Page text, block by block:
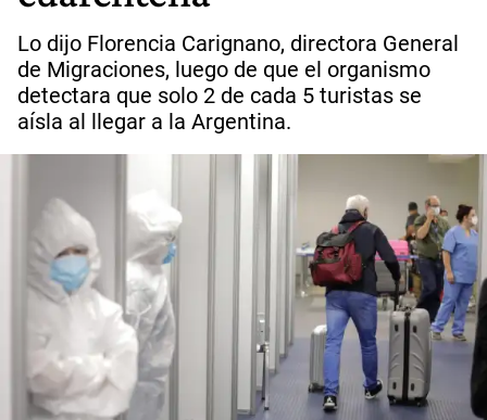
Lo dijo Florencia Carignano, directora General
de Migraciones, luego de que el organismo
detectara que solo 2 de cada 5 turistas se
aísla al llegar a la Argentina.